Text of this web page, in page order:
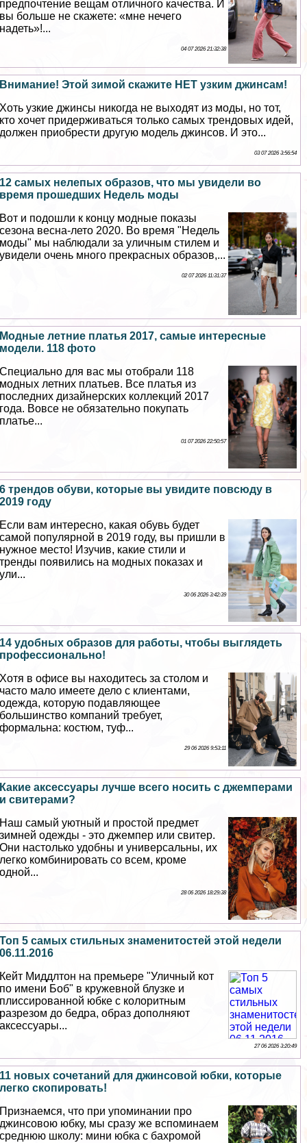
предпочтение вещам отличного качества. И
вы больше не скажете: «мне нечего
надеть»!...
04 07 2026 21:32:38
Внимание! Этой зимой скажите НЕТ узким джинсам!
Хоть узкие джинсы никогда не выходят из моды, но тот,
кто хочет придерживаться только самых трендовых идей,
должен приобрести другую модель джинсов. И это...
03 07 2026 3:56:54
12 самых нелепых образов, что мы увидели во
время прошедших Недель моды
Вот и подошли к концу модные показы
сезона весна-лето 2020. Во время "Недель
моды" мы наблюдали за уличным стилем и
увидели очень много прекрасных образов,...
02 07 2026 11:31:37
Модные летние платья 2017, самые интересные
модели. 118 фото
Специально для вас мы отобрали 118
модных летних платьев. Все платья из
последних дизайнерских коллекций 2017
года. Вовсе не обязательно покупать
платье...
01 07 2026 22:50:57
6 трендов обуви, которые вы увидите повсюду в
2019 году
Если вам интересно, какая обувь будет
самой популярной в 2019 году, вы пришли в
нужное место! Изучив, какие стили и
тренды появились на модных показах и
ули...
30 06 2026 3:42:39
14 удобных образов для работы, чтобы выглядеть
профессионально!
Хотя в офисе вы находитесь за столом и
часто мало имеете дело с клиентами,
одежда, которую подавляющее
большинство компаний требует,
формальна: костюм, туф...
29 06 2026 9:53:11
Какие аксессуары лучше всего носить с джемперами
и свитерами?
Наш самый уютный и простой предмет
зимней одежды - это джемпер или свитер.
Они настолько удобны и универсальны, их
легко комбинировать со всем, кроме
одной...
28 06 2026 18:29:38
Топ 5 самых стильных знаменитостей этой недели
06.11.2016
Кейт Миддлтон на премьере "Уличный кот
по имени Боб" в кружевной блузке и
плиссированной юбке с колоритным
разрезом до бедра, образ дополняют
аксессуары...
27 06 2026 3:20:49
11 новых сочетаний для джинсовой юбки, которые
легко скопировать!
Признаемся, что при упоминании про
джинсовою юбку, мы сразу же вспоминаем
среднюю школу: мини юбка с бахромой